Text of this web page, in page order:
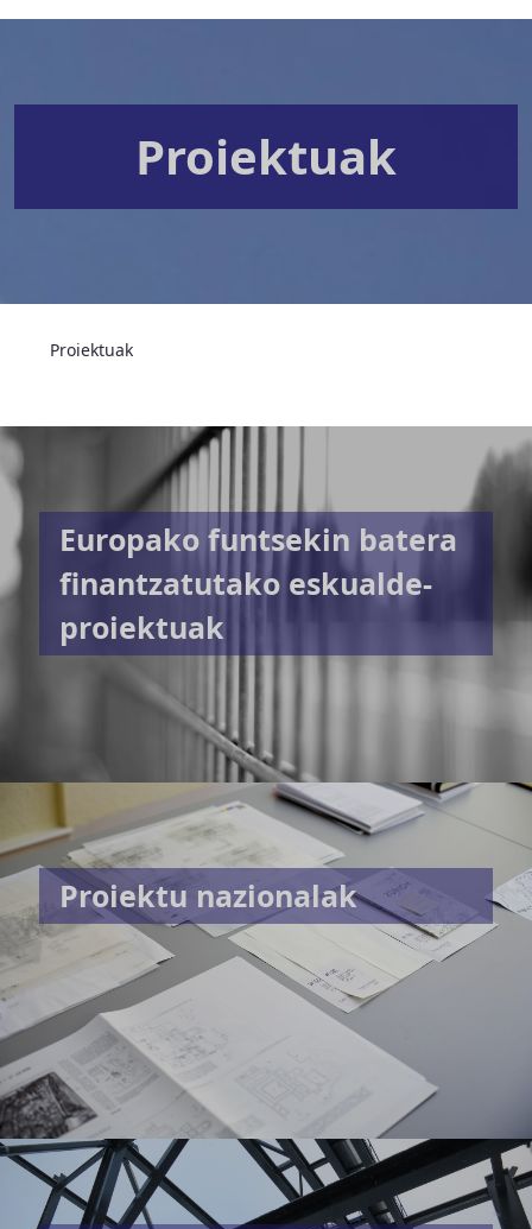
Proiektuak
Proiektuak
Europako funtsekin batera
finantzatutako eskualde-
proiektuak
Proiektu nazionalak